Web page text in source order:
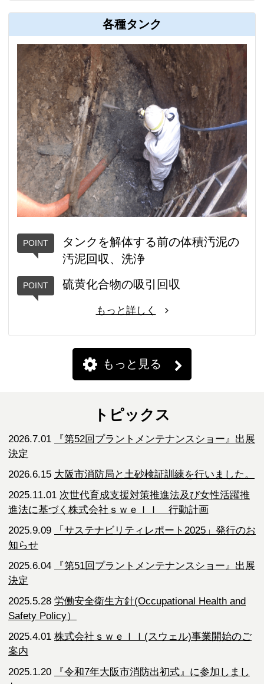
各種タンク
タンクを解体する前の体積汚泥の
汚泥回収、洗浄
硫黄化合物の吸引回収
もっと詳しく
もっと見る
トピックス
2026.7.01
『第52回プラントメンテナンスショー』出展
決定
2026.6.15 大阪市消防局と土砂検証訓練を行いました。
2025.11.01 次世代育成支援対策推進法及び女性活躍推
進法に基づく株式会社ｓｗｅｌｌ 行動計画
2025.9.09
「サステナビリティレポート2025」発行のお
知らせ
2025.6.04
『第51回プラントメンテナンスショー』出展
決定
2025.5.28 労働安全衛生方針(Occupational Health and
Safety Policy）
2025.4.01 株式会社ｓｗｅｌｌ(スウェル)事業開始のご
案内
2025.1.20
『令和7年大阪市消防出初式』に参加しまし